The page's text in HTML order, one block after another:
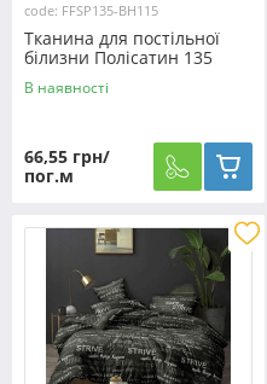
code: FFSP135-BH115
Тканина для постільної
білизни Полісатин 135
SP135-BH115 (60м)
В наявності
66,55 грн/
пог.м